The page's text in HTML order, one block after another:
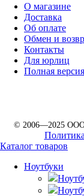
О магазине
Доставка
Об оплате
Обмен и
Контакты
Для юрлиц
Полная версия
© 2006—2025 ООО
Каталог товаров
Ноутбуки